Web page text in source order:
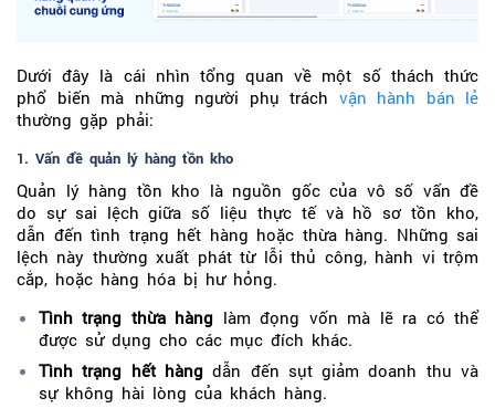
Dưới đây là cái nhìn tổng quan về một số thách thức
phổ biến mà những người phụ trách vận hành bán lẻ
thường gặp phải:
1. Vấn đề quản lý hàng tồn kho
Quản lý hàng tồn kho là nguồn gốc của vô số vấn đề
do sự sai lệch giữa số liệu thực tế và hồ sơ tồn kho,
dẫn đến tình trạng hết hàng hoặc thừa hàng. Những sai
lệch này thường xuất phát từ lỗi thủ công, hành vi trộm
cắp, hoặc hàng hóa bị hư hỏng.
Tình trạng thừa hàng làm đọng vốn mà lẽ ra có thể
được sử dụng cho các mục đích khác.
Tình trạng hết hàngdẫn đến sụt giảm doanh thu và
sự không hài lòng của khách hàng.